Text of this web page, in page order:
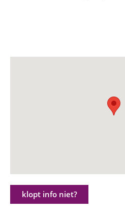
klopt info niet?